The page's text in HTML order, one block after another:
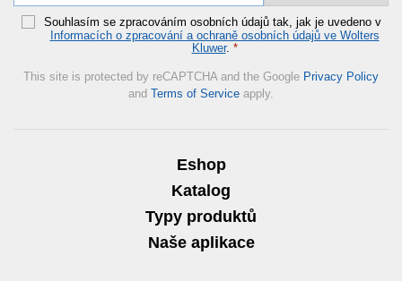
Souhlasím se zpracováním osobních údajů tak, jak je uvedeno v
Informacích o zpracování a ochraně osobních údajů ve Wolters
Kluwer. *
This site is protected by reCAPTCHA and the Google Privacy Policy
and Terms of Service apply.
Eshop
Katalog
Typy produktů
Naše aplikace